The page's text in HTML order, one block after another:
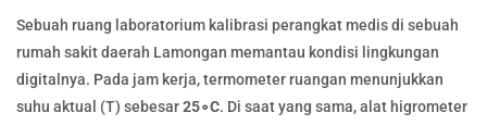
Sebuah ruang laboratorium kalibrasi perangkat medis di sebuah
rumah sakit daerah Lamongan memantau kondisi lingkungan
digitalnya. Pada jam kerja, termometer ruangan menunjukkan
suhu aktual (T) sebesar25∘C. Di saat yang sama, alat higrometer